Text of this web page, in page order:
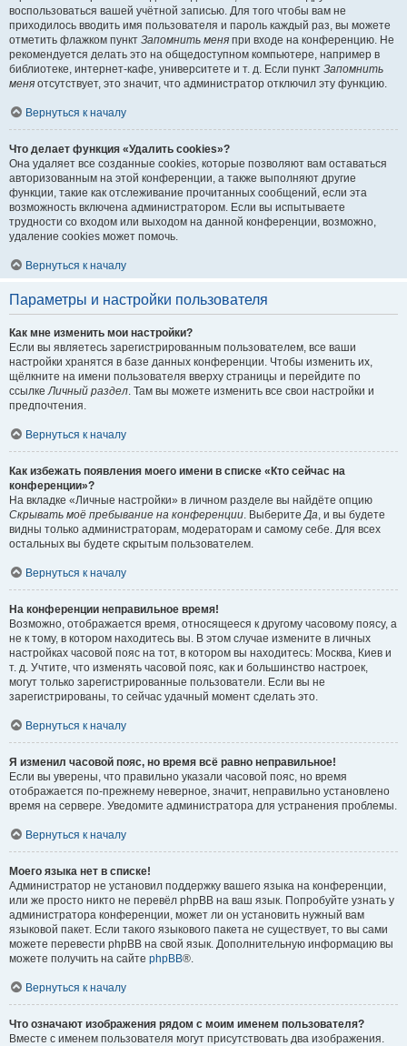
воспользоваться вашей учётной записью. Для того чтобы вам не
приходилось вводить имя пользователя и пароль каждый раз, вы можете
отметить флажком пункт Запомнить меня при входе на конференцию. Не
рекомендуется делать это на общедоступном компьютере, например в
библиотеке, интернет-кафе, университете и т. д. Если пункт Запомнить
меня отсутствует, это значит, что администратор отключил эту функцию.
Вернуться к началу
Что делает функция «Удалить cookies»?
Она удаляет все созданные cookies, которые позволяют вам оставаться
авторизованным на этой конференции, а также выполняют другие
функции, такие как отслеживание прочитанных сообщений, если эта
возможность включена администратором. Если вы испытываете
трудности со входом или выходом на данной конференции, возможно,
удаление cookies может помочь.
Вернуться к началу
Параметры и настройки пользователя
Как мне изменить мои настройки?
Если вы являетесь зарегистрированным пользователем, все ваши
настройки хранятся в базе данных конференции. Чтобы изменить их,
щёлкните на имени пользователя вверху страницы и перейдите по
ссылкеЛичный раздел. Там вы можете изменить все свои настройки и
предпочтения.
Вернуться к началу
Как избежать появления моего имени в списке «Кто сейчас на
конференции»?
На вкладке «Личные настройки» в личном разделе вы найдёте опцию
Скрывать моё пребывание на конференции. ВыберитеДа, и вы будете
видны только администраторам, модераторам и самому себе. Для всех
остальных вы будете скрытым пользователем.
Вернуться к началу
На конференции неправильное время!
Возможно, отображается время, относящееся к другому часовому поясу, а
не к тому, в котором находитесь вы. В этом случае измените в личных
настройках часовой пояс на тот, в котором вы находитесь: Москва, Киев и
т. д. Учтите, что изменять часовой пояс, как и большинство настроек,
могут только зарегистрированные пользователи. Если вы не
зарегистрированы, то сейчас удачный момент сделать это.
Вернуться к началу
Я изменил часовой пояс, но время всё равно неправильное!
Если вы уверены, что правильно указали часовой пояс, но время
отображается по-прежнему неверное, значит, неправильно установлено
время на сервере. Уведомите администратора для устранения проблемы.
Вернуться к началу
Моего языка нет в списке!
Администратор не установил поддержку вашего языка на конференции,
или же просто никто не перевёл phpBB на ваш язык. Попробуйте узнать у
администратора конференции, может ли он установить нужный вам
языковой пакет. Если такого языкового пакета не существует, то вы сами
можете перевести phpBB на свой язык. Дополнительную информацию вы
можете получить на сайте phpBB®.
Вернуться к началу
Что означают изображения рядом с моим именем пользователя?
Вместе с именем пользователя могут присутствовать два изображения.